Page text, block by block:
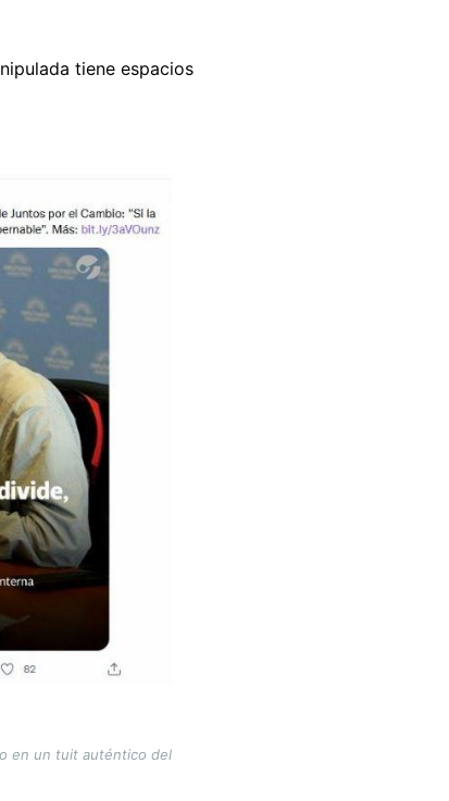
tiene espacios
en un tuit auténtico del